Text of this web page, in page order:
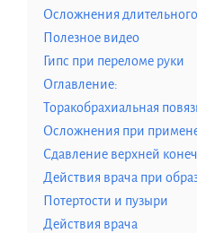
Осложнения
Полезное видео
Гипс при переломе руки
Оглавление:
Торакобрахиальная
Осложнения при
Сдавление верхней
Действия врача при
Потертости и пузыри
Действия врача